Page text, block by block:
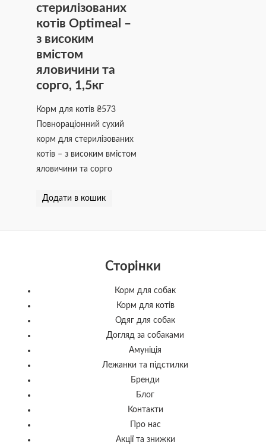
стерилізованих
котів Optimeal –
з високим
вмістом
яловичини та
сорго, 1,5кг
Корм для котів₴573
Повнораціонний сухий
корм для стерилізованих
котів – з високим вмістом
яловичини та сорго
Додати в кошик
Сторінки
Корм для собак
Корм для котів
Одяг для собак
Догляд за собаками
Амуніція
Лежанки та підстилки
Бренди
Блог
Контакти
Про нас
Акції та знижки